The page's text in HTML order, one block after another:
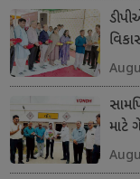
માટે